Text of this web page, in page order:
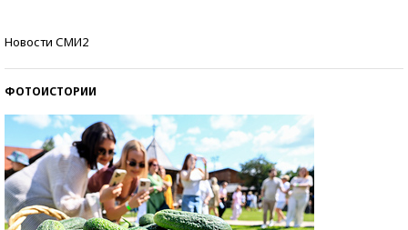
Новости СМИ2
ФОТОИСТОРИИ